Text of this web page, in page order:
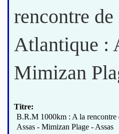
rencontre
Atlantique :
Mimizan
Titre:
B.R.M 1000km : A la rencontre
Assas - Mimizan Plage - Assas